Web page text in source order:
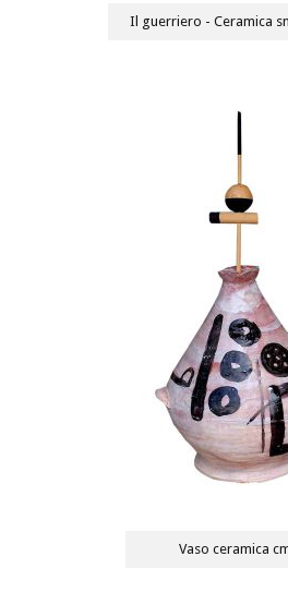
Il guerriero - Ceramica
Vaso ceramica